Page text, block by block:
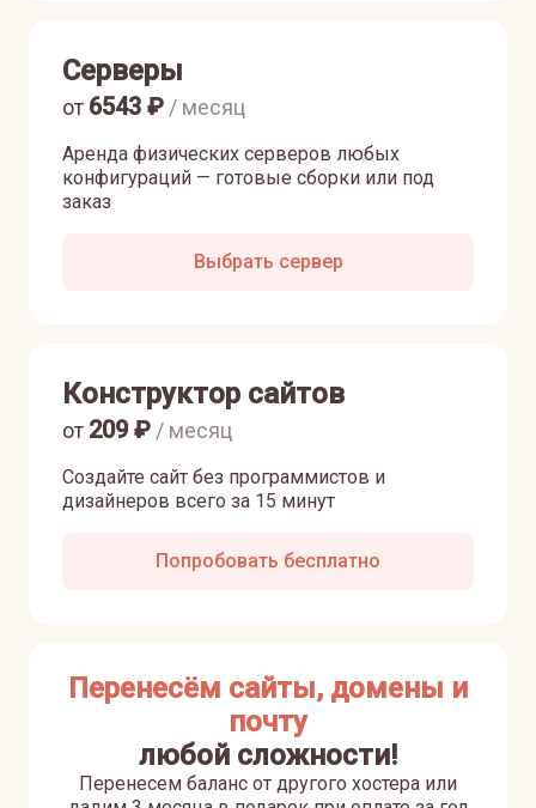
Серверы
Аренда физических серверов любых
конфигураций — готовые сборки или под
заказ
от 6543 ₽ / месяц
Выбрать сервер
Конструктор сайтов
Создайте сайт без программистов и
дизайнеров всего за 15 минут
от 209₽ / месяц
Попробовать бесплатно
Перенесём сайты, домены и
почту
любой сложности!
Перенесем баланс от другого хостера или